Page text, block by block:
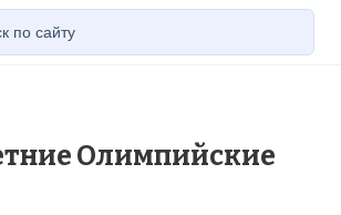
Олимпийские